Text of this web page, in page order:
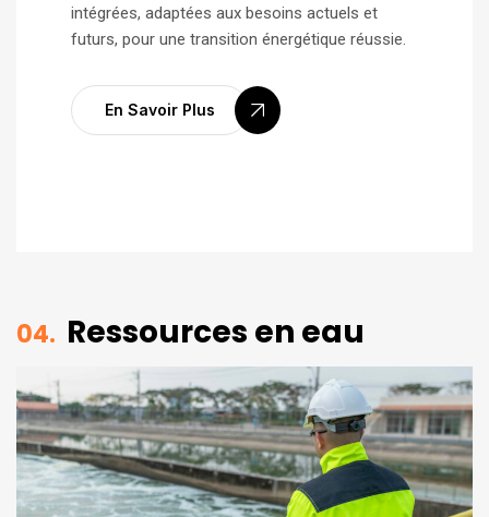
04. Ressources en eau
intégrées, adaptées aux besoins actuels et
futurs, pour une transition énergétique réussie.
En Savoir Plus